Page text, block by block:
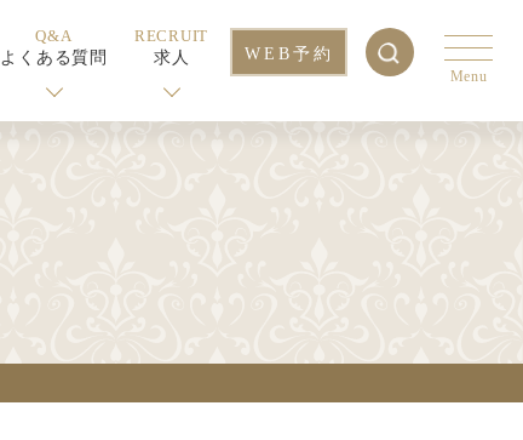
Q&A
よくある質問
RECRUIT
求人
WEB予約
Menu